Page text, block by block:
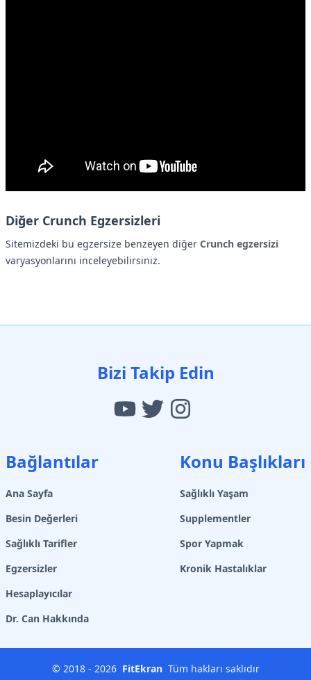
Diğer Crunch Egzersizleri
Sitemizdeki bu egzersize benzeyen diğer Crunch egzersizi
varyasyonlarını inceleyebilirsiniz.
Bizi Takip Edin
Bağlantılar
Ana Sayfa
Besin Değerleri
Sağlıklı Tarifler
Egzersizler
Hesaplayıcılar
Dr. Can Hakkında
Konu Başlıkları
Sağlıklı Yaşam
Supplementler
Spor Yapmak
Kronik Hastalıklar
© 2018 - 2026 FitEkran Tüm hakları saklıdır